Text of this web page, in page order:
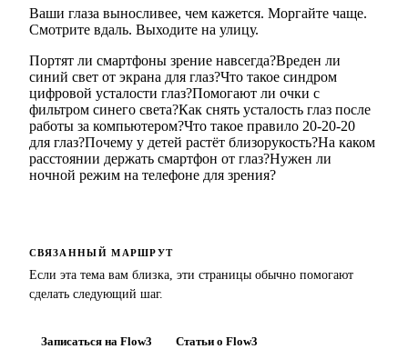
Ваши глаза выносливее, чем кажется. Моргайте чаще.
Смотрите вдаль. Выходите на улицу.
Портят ли смартфоны зрение навсегда?Вреден ли
синий свет от экрана для глаз?Что такое синдром
цифровой усталости глаз?Помогают ли очки с
фильтром синего света?Как снять усталость глаз после
работы за компьютером?Что такое правило 20-20-20
для глаз?Почему у детей растёт близорукость?На каком
расстоянии держать смартфон от глаз?Нужен ли
ночной режим на телефоне для зрения?
СВЯЗАННЫЙ МАРШРУТ
Если эта тема вам близка, эти страницы обычно помогают
сделать следующий шаг.
Записаться на Flow3 Статьи о Flow3